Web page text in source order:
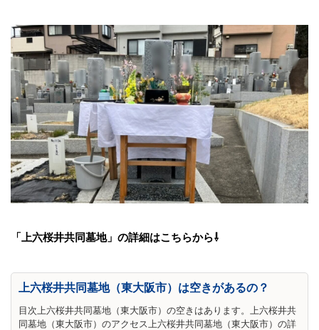
「上六桜井共同墓地」の詳細はこちらから⇩
上六桜井共同墓地（東大阪市）は空きがあるの？
目次上六桜井共同墓地（東大阪市）の空きはあります。上六桜井共
同墓地（東大阪市）のアクセス上六桜井共同墓地（東大阪市）の詳